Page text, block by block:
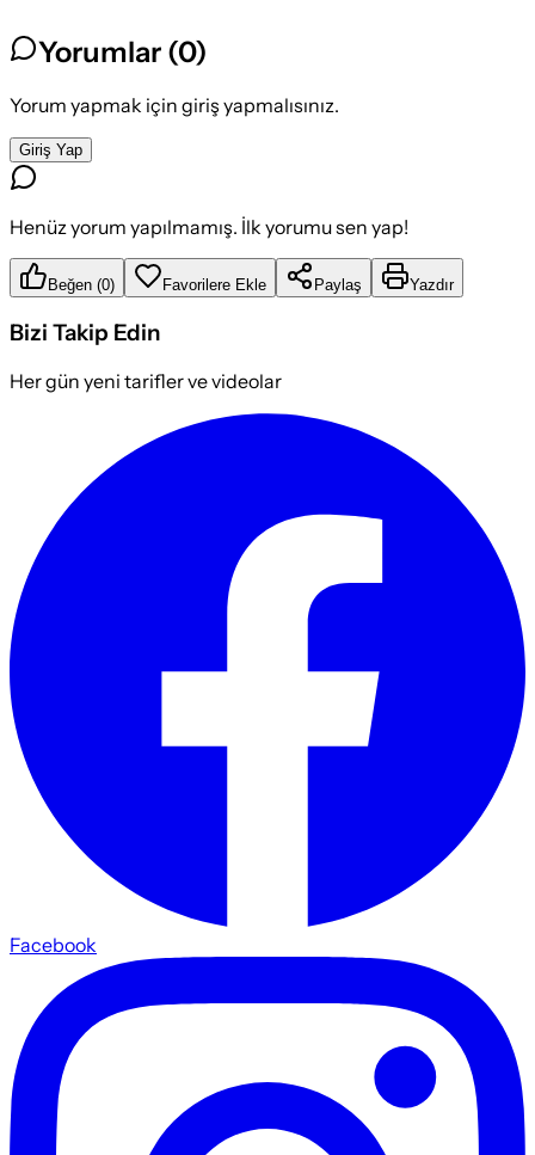
Yorumlar (0)
Yorum yapmak için giriş yapmalısınız.
Giriş Yap
Henüz yorum yapılmamış. İlk yorumu sen yap!
Beğen (0) Favorilere Ekle Paylaş Yazdır
Bizi Takip Edin
Her gün yeni tarifler ve videolar
Facebook